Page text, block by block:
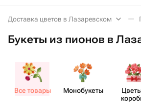
Доставка цветов в Лазаревском
Букеты из пионов в
Все товары Моно​букеты